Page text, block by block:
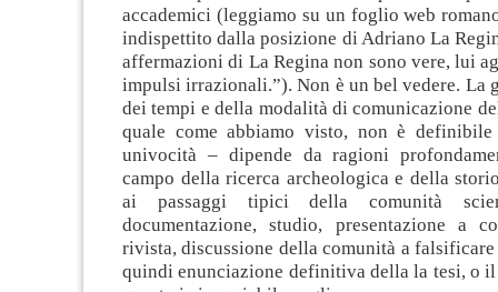
accademici (leggiamo su un foglio web
indispettito dalla posizione di Adriano La
affermazioni di La Regina non sono vere, lui
impulsi irrazionali.”). Non è un bel vedere. La
dei tempi e della modalità di comunicazione
quale come abbiamo visto, non è definibile
univocità – dipende da ragioni
campo della ricerca archeologica e della
ai passaggi tipici della comunità
documentazione, studio, presentazione a
rivista, discussione della comunità a
quindi enunciazione definitiva della la tesi, o